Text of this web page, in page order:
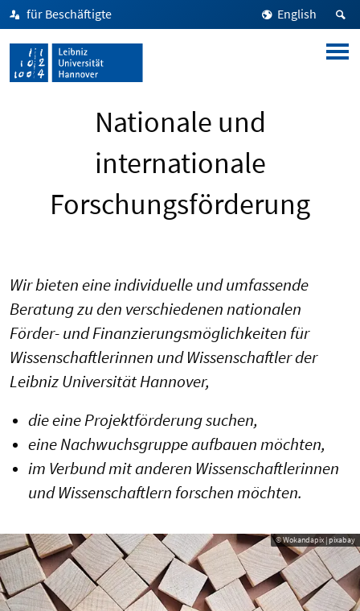
für Beschäftigte English
Nationale und
internationale
Forschungsförderung
Wir bieten eine individuelle und umfassende
Beratung zu den verschiedenen nationalen
Förder- und Finanzierungsmöglichkeiten für
Wissenschaftlerinnen und Wissenschaftler der
Leibniz Universität Hannover,
die eine Projektförderung suchen,
eine Nachwuchsgruppe aufbauen möchten,
im Verbund mit anderen Wissenschaftlerinnen
und Wissenschaftlern forschen möchten.
© Wokandapix | pixabay